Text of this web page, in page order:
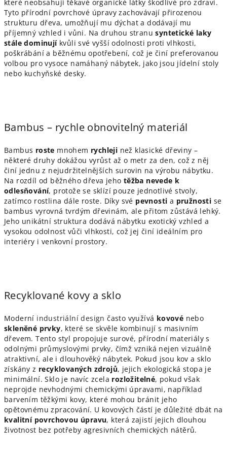
které neobsahují těkavé organické látky škodlivé pro zdraví.
Tyto přírodní povrchové úpravy zachovávají přirozenou
strukturu dřeva, umožňují mu dýchat a dodávají mu
příjemný vzhled i vůni. Na druhou stranu syntetické laky
stále dominují kvůli své vyšší odolnosti proti vlhkosti,
poškrábání a běžnému opotřebení, což je činí preferovanou
volbou pro vysoce namáhaný nábytek, jako jsou jídelní stoly
nebo kuchyňské desky.
Bambus – rychle obnovitelný materiál
Bambus roste mnohem rychleji než klasické dřeviny –
některé druhy dokážou vyrůst až o metr za den, což z něj
činí jednu z nejudržitelnějších surovin na výrobu nábytku.
Na rozdíl od běžného dřeva jeho těžba nevede k
odlesňování, protože se sklízí pouze jednotlivé stvoly,
zatímco rostlina dále roste. Díky své pevnosti a pružnosti se
bambus vyrovná tvrdým dřevinám, ale přitom zůstává lehký.
Jeho unikátní struktura dodává nábytku exotický vzhled a
vysokou odolnost vůči vlhkosti, což jej činí ideálním pro
interiéry i venkovní prostory.
Recyklované kovy a sklo
Moderní industriální design často využívá kovové nebo
skleněné prvky, které se skvěle kombinují s masivním
dřevem. Tento styl propojuje surové, přírodní materiály s
odolnými průmyslovými prvky, čímž vzniká nejen vizuálně
atraktivní, ale i dlouhověký nábytek. Pokud jsou kov a sklo
získány z recyklovaných zdrojů, jejich ekologická stopa je
minimální. Sklo je navíc zcela rozložitelné, pokud však
neprojde nevhodnými chemickými úpravami, například
barvením těžkými kovy, které mohou bránit jeho
opětovnému zpracování. U kovových částí je důležité dbát na
kvalitní povrchovou úpravu, která zajistí jejich dlouhou
životnost bez potřeby agresivních chemických nátěrů.